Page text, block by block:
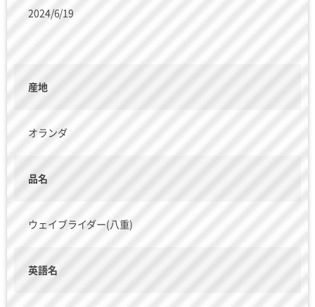
2024/6/19
産地
オランダ
品名
ウェイブライダー(八重)
英語名